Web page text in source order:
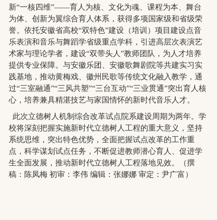
新“一核四维”——育人为核、 文化为魂、课程为本
舞台
为体、 创新为翼综合育人 体系 ，获得多项国家级和省级荣
誉。 依托安徽省高校“双特色”建设（培训）项目建设点音
乐表演和音乐与舞蹈学省级重点学科，引进高层次表演艺
术家与理论学者，建设“双带头人”教师团队，为人才培养
提供专业保障。与安徽乐团、安徽歌舞剧院等共建实习实
践基地，推动黄梅戏、徽州民歌等传统文化融入教学，通
过“三室融通”“三风共塑”“三台互动”“三业贯通”突出育人核
心，培养兼具精湛技艺与家国情怀的新时代音乐人才。
此次立德树人机制综合改革试点院系建设周期为两年。学
校将深刻把握实施新时代立德树人工程的重大意义，坚持
系统思维，突出特色优势，全面把握试点改革的工作重
点，科学谋划试点任务，不断促进教师潜心育人、促进学
生全面发展，推动新时代立德树人工程落地见效。（撰
稿：陈凤梅 初审：李伟 编辑：张娜娜 审定：尹广富）